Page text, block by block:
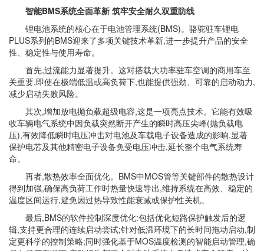
智能BMS系统全面革新 筑牢安全耐久双重防线
锂电池系统的核心在于电池管理系统(BMS)。骆驼驻车锂电
PLUS系列的BMS迎来了多项关键技术革新,进一步提升产品的安全
性、稳定性与使用寿命。
首先,过流能力显著提升。这对搭载大功率驻车空调的商用车至
关重要,即使在极端低温或高负荷下,也能提供强劲、可靠的启动动力,
减少启动失败风险。
其次,增加放电抛负载超级电容,这是一项亮点技术。它能有效吸
收车辆电气系统中因负载突然断开产生的瞬时高压尖峰(抛负载电
压),有效降低瞬时电压冲击对电池及车载电子设备造成的影响,显著
保护电芯及其他精密电子设备免受电压冲击,延长整个电气系统寿
命。
再者,散热效率全面优化。BMS中MOS管等关键部件的散热设计
得到加强,确保高负荷工作时热量快速导出,维持系统在高效、稳定的
温度区间运行,避免因过热导致性能衰减或保护性关机。
最后,BMS的软件控制深度优化:包括优化短路保护触发后的逻
辑,支持更合理的连续启动尝试;针对低温环境下的长时间拖动启动,制
定更科学的控制策略;同时强化基于MOS温度检测的智能启动管理,确